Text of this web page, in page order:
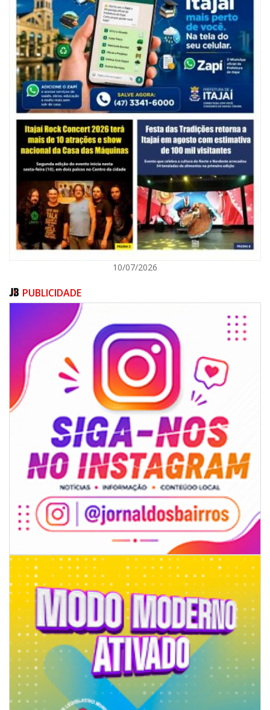
06/08/2026 | 10:14
Defesa Civil de SC monitora formação de ciclone-bomba no Sul do Brasil;
entenda como o fenômeno se forma e quais os impactos no estado
ITAJAÍ
06/08/2026 | 18:18
Programa de IST/Aids e Hepatites Virais faz testagem rápida em frente
ao CIS
GERAL
10/07/2026
PUBLICIDADE